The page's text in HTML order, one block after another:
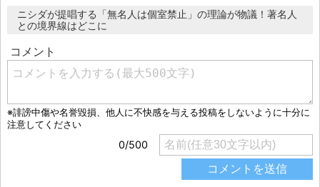
ニシダが提唱する「無名人は個室禁止」の理論が物議！著名人
との境界線はどこに